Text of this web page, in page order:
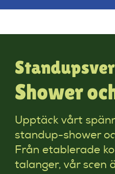
Shower
Upptäck vårt
standup-shower
Från etablerade
talanger, vår scen